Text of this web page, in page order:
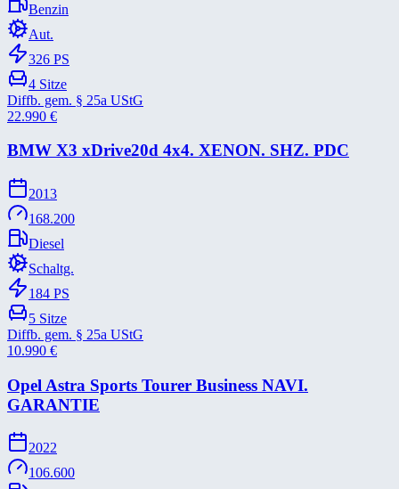
Benzin
Aut.
326 PS
4 Sitze
Diffb. gem. § 25a UStG
22.990 €
BMW X3 xDrive20d 4x4. XENON. SHZ. PDC
2013
168.200
Diesel
Schaltg.
184 PS
5 Sitze
Diffb. gem. § 25a UStG
10.990 €
Opel Astra Sports Tourer Business NAVI.
GARANTIE
2022
106.600